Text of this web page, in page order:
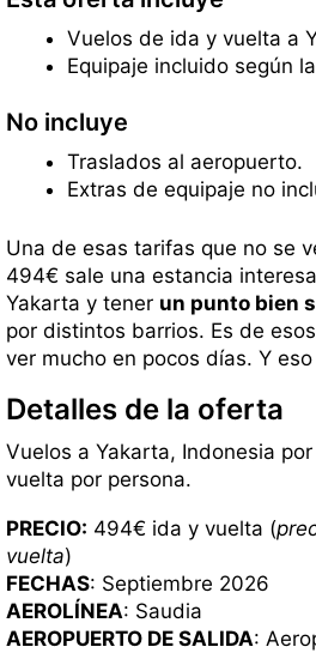
Vuelos de ida y vuelta a
Equipaje incluido según
No incluye
Traslados al aeropuerto.
Extras de equipaje no
Una de esas tarifas que no se
494€ sale una estancia
Yakarta y tener un punto bien
por distintos barrios. Es de
ver mucho en pocos días. Y
Detalles de la oferta
Vuelos a Yakarta, Indonesia
vuelta por persona.
PRECIO: 494€ ida y vuelta (
vuelta)
FECHAS: Septiembre 2026
AEROLÍNEA: Saudia
AEROPUERTO DE SALIDA: